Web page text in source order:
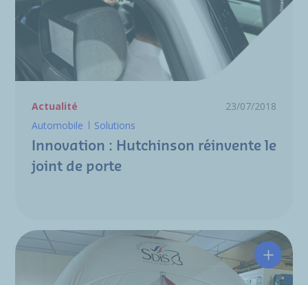
Actualité
23/07/2018
Automobile
Solutions
Innovation : Hutchinson réinvente le
joint de porte
Les